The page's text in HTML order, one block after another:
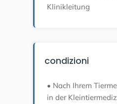
Klinikleitung
condizioni
• Nach Ihrem
in der